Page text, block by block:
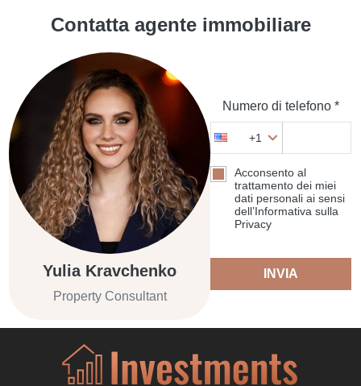
Contatta agente immobiliare
Yulia Kravchenko
Property Consultant
Numero di telefono *
+1
Acconsento al
trattamento dei miei
dati personali ai sensi
dell’Informativa sulla
Privacy
INVIA